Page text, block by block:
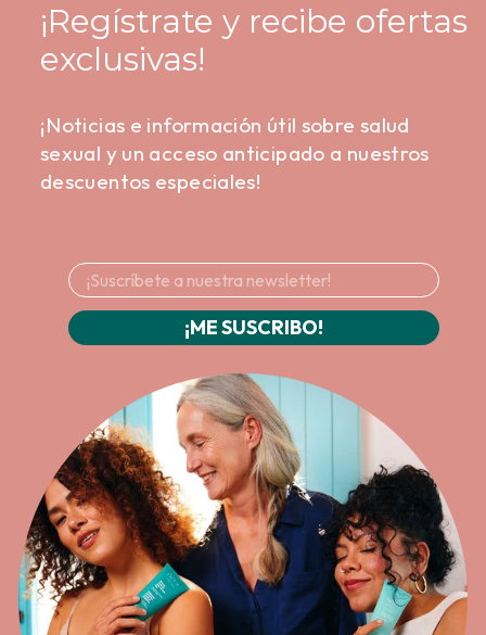
¡Regístrate y recibe ofertas
exclusivas!
¡Noticias e información útil sobre salud
sexual y un acceso anticipado a nuestros
descuentos especiales!
¡ME SUSCRIBO!